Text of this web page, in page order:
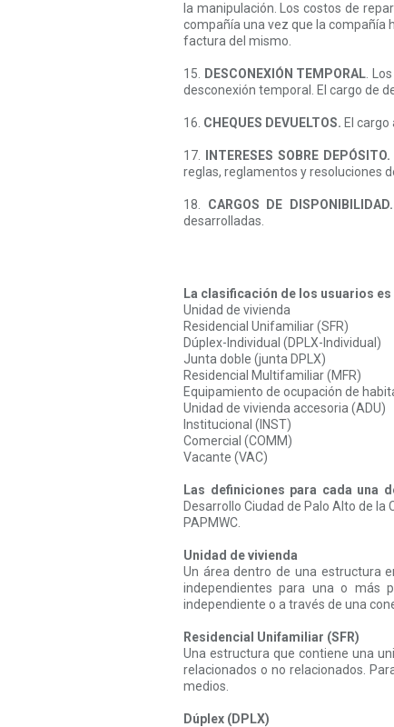
la manipulación. Los costos de
compañía una vez que la compañía
factura del mismo.
15. DESCONEXIÓN TEMPORAL .
desconexión temporal. El cargo de
16. CHEQUES DEVUELTOS. El
17. INTERESES SOBRE DEPÓSITO.
reglas, reglamentos y resoluciones
18. CARGOS DE DISPONIBILIDAD.
desarrolladas.
La clasificación de los usuarios
Unidad de vivienda
Residencial Unifamiliar (SFR)
Dúplex-Individual (DPLX-Individual)
Junta doble (junta DPLX)
Residencial Multifamiliar (MFR)
Equipamiento de ocupación de
Unidad de vivienda accesoria (ADU)
Institucional (INST)
Comercial (COMM)
Vacante (VAC)
Las definiciones para cada una
Desarrollo Ciudad de Palo Alto de
PAPMWC.
Unidad de vivienda
Un área dentro de una estructura
independientes para una o más
independiente o a través de una
Residencial Unifamiliar (SFR)
Una estructura que contiene una
relacionados o no relacionados.
medios.
Dúplex (DPLX)